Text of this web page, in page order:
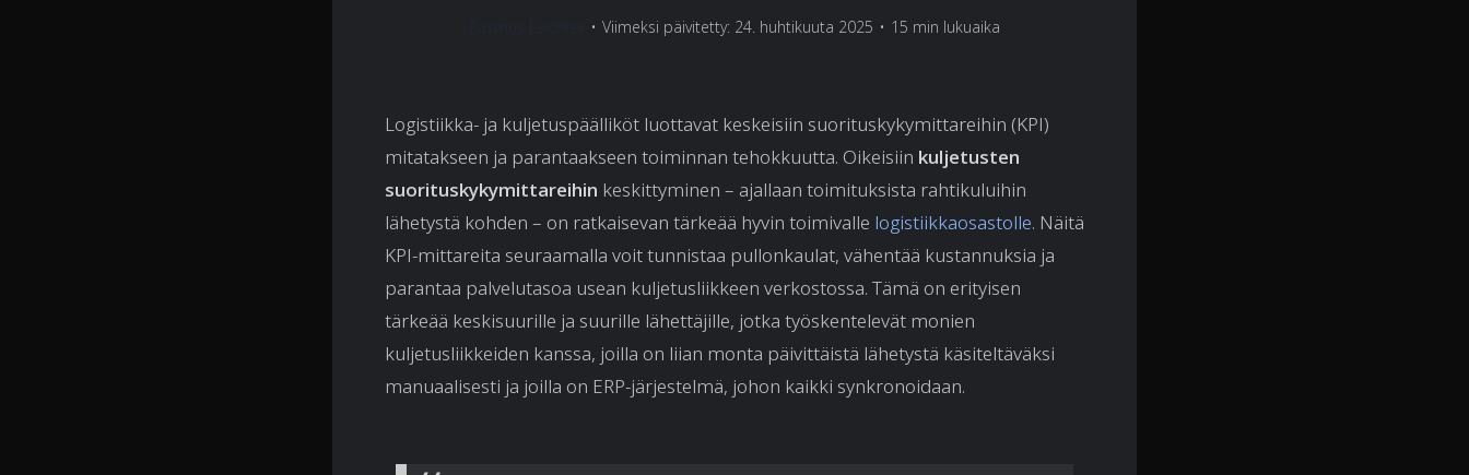
• Viimeksi päivitetty: 24. huhtikuuta 2025 • 15 min lukuaika
Logistiikka- ja kuljetuspäälliköt luottavat keskeisiin suorituskykymittareihin (KPI)
mitatakseen ja parantaakseen toiminnan tehokkuutta. Oikeisiin kuljetusten
suorituskykymittareihin keskittyminen – ajallaan toimituksista rahtikuluihin
lähetystä kohden – on ratkaisevan tärkeää hyvin toimivalle logistiikkaosastolle. Näitä
KPI-mittareita seuraamalla voit tunnistaa pullonkaulat, vähentää kustannuksia ja
parantaa palvelutasoa usean kuljetusliikkeen verkostossa. Tämä on erityisen
tärkeää keskisuurille ja suurille lähettäjille, jotka työskentelevät monien
kuljetusliikkeiden kanssa, joilla on liian monta päivittäistä lähetystä käsiteltäväksi
manuaalisesti ja joilla on ERP-järjestelmä, johon kaikki synkronoidaan.